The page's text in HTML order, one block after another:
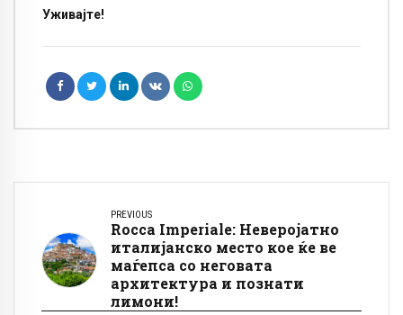
Уживајте!
PREVIOUS
Rocca Imperiale: Неверојатно
италијанско место кое ќе ве
маѓепса со неговата
архитектура и познати
лимони!